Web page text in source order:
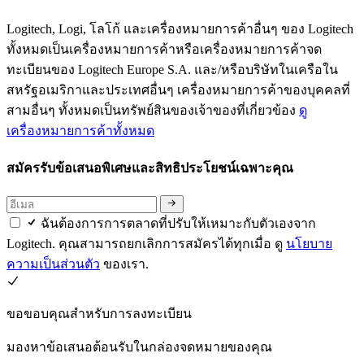
Logitech, Logi, โลโก้ และเครื่องหมายการค้าอื่นๆ ของ Logitech
ทั้งหมดเป็นเครื่องหมายการค้าหรือเครื่องหมายการค้าจด
ทะเบียนของ Logitech Europe S.A. และ/หรือบริษัทในเครือใน
สหรัฐอเมริกาและประเทศอื่นๆ เครื่องหมายการค้าของบุคคลที่
สามอื่นๆ ทั้งหมดเป็นทรัพย์สินของเจ้าของที่เกี่ยวข้อง ดู
เครื่องหมายการค้าทั้งหมด
สมัครรับข้อเสนอพิเศษและสิทธิประโยชน์เฉพาะคุณ
ฉันต้องการการตลาดที่ปรับให้เหมาะกับตัวเองจาก
Logitech. คุณสามารถยกเลิกการสมัครได้ทุกเมื่อ ดู นโยบาย
ความเป็นส่วนตัว ของเรา.
ขอขอบคุณสำหรับการลงทะเบียน
มองหาข้อเสนอต้อนรับในกล่องจดหมายของคุณ